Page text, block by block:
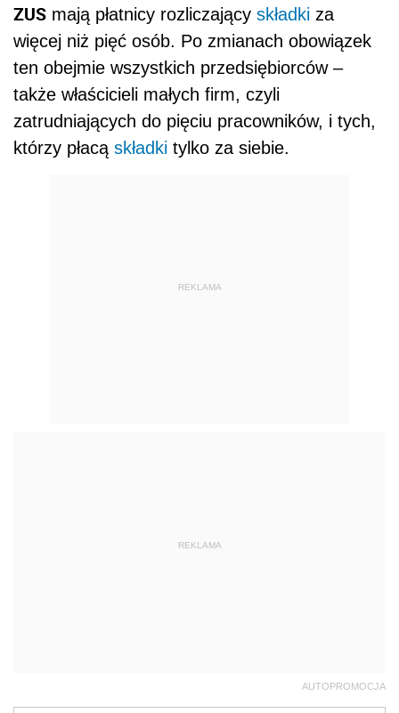
ZUS mają płatnicy rozliczający składki za
więcej niż pięć osób. Po zmianach obowiązek
ten obejmie wszystkich przedsiębiorców –
także właścicieli małych firm, czyli
zatrudniających do pięciu pracowników, i tych,
którzy płacą składki tylko za siebie.
REKLAMA
REKLAMA
AUTOPROMOCJA